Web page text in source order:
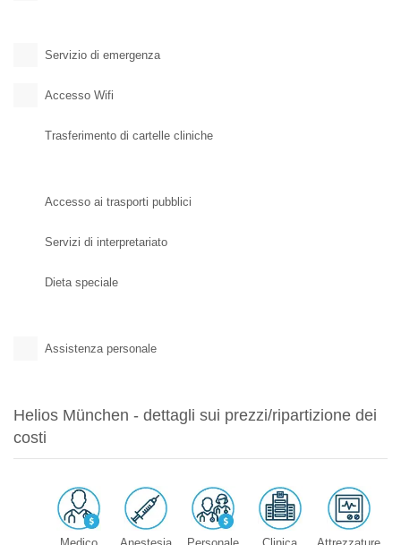
Servizio di emergenza
Accesso Wifi
Trasferimento di cartelle cliniche
Accesso ai trasporti pubblici
Servizi di interpretariato
Dieta speciale
Assistenza personale
Helios München - dettagli sui prezzi/ripartizione dei
costi